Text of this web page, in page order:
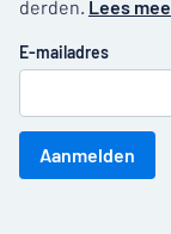
derden. Lees
E-mailadres
Aanmelden